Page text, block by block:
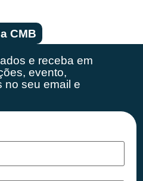
CMB
e receba em
evento,
no seu email e